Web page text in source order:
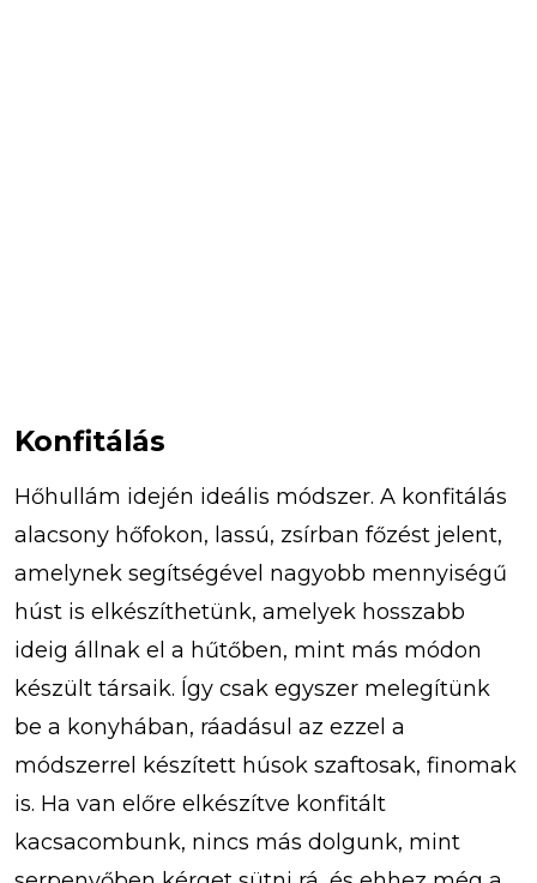
Konfitálás
Hőhullám idején ideális módszer. A konfitálás
alacsony hőfokon, lassú, zsírban főzést jelent,
amelynek segítségével nagyobb mennyiségű
húst is elkészíthetünk, amelyek hosszabb
ideig állnak el a hűtőben, mint más módon
készült társaik. Így csak egyszer melegítünk
be a konyhában, ráadásul az ezzel a
módszerrel készített húsok szaftosak, finomak
is. Ha van előre elkészítve konfitált
kacsacombunk, nincs más dolgunk, mint